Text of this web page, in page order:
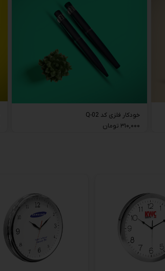
خودکار فلزی کد Q-02
۳۱۰,۰۰۰ تومان